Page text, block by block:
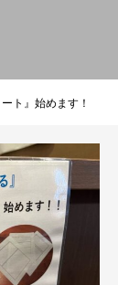
ト』始めます！